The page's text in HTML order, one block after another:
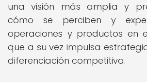
una visión más amplia y
cómo se perciben y
operaciones y productos en
que a su vez impulsa
diferenciación competitiva.